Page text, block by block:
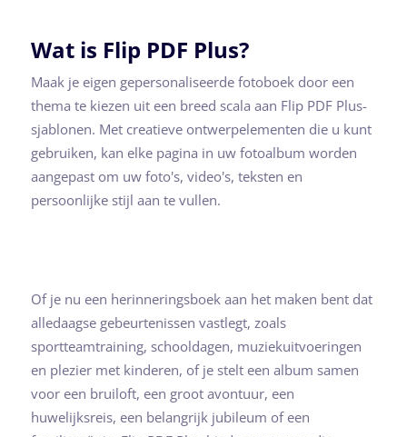
Wat is Flip PDF Plus?
Maak je eigen gepersonaliseerde fotoboek door een
thema te kiezen uit een breed scala aan Flip PDF Plus-
sjablonen. Met creatieve ontwerpelementen die u kunt
gebruiken, kan elke pagina in uw fotoalbum worden
aangepast om uw foto's, video's, teksten en
persoonlijke stijl aan te vullen.
Of je nu een herinneringsboek aan het maken bent dat
alledaagse gebeurtenissen vastlegt, zoals
sportteamtraining, schooldagen, muziekuitvoeringen
en plezier met kinderen, of je stelt een album samen
voor een bruiloft, een groot avontuur, een
huwelijksreis, een belangrijk jubileum of een